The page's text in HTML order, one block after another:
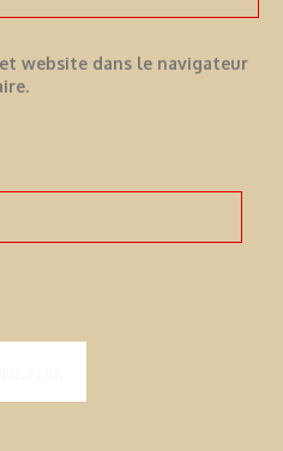
website dans le navigateur